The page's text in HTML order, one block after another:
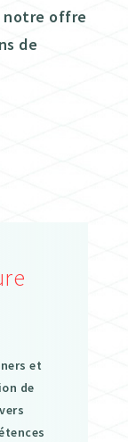
notre offre
de
et
de